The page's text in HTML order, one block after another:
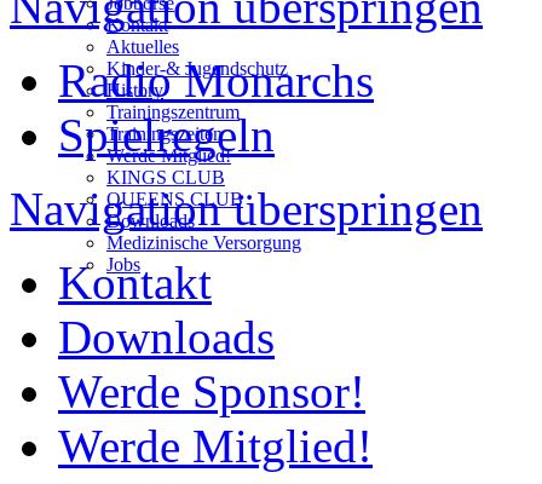
Kontakt
Aktuelles
Kinder-& Jugendschutz
History
Trainingszentrum
Trainingszeiten
Werde Mitglied!
KINGS CLUB
QUEENS CLUB
Downloads
Medizinische Versorgung
Jobs
Radio Monarchs
Spielregeln
Navigation überspringen
Kontakt
Downloads
Werde Sponsor!
Werde Mitglied!